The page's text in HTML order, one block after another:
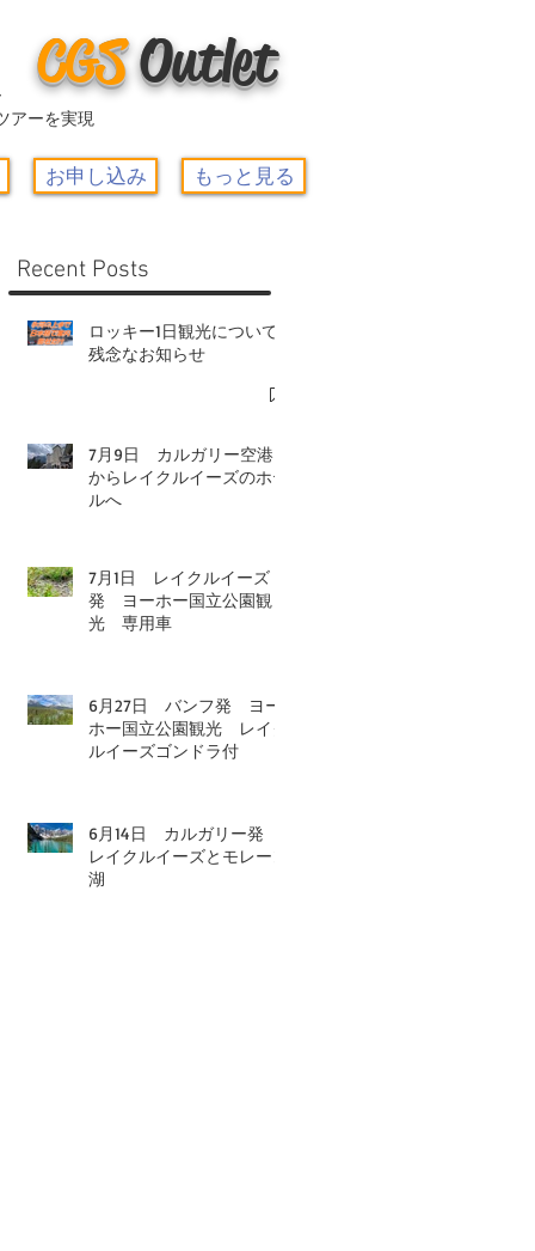
CGSOutlet
アーを実現
お申し込み もっと見る
Recent Posts
ロッキー1日観光について-
残念なお知らせ
7月9日 カルガリー空港
からレイクルイーズのホテ
ルへ
7月1日 レイクルイーズ
発 ヨーホー国立公園観
光 専用車
6月27日 バンフ発 ヨー
ホー国立公園観光 レイク
ルイーズゴンドラ付
6月14日 カルガリー発
レイクルイーズとモレーン
湖